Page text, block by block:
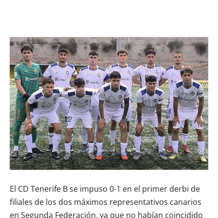
El CD Tenerife B se impuso 0-1 en el primer derbi de
filiales de los dos máximos representativos canarios
en Segunda Federación, ya que no habían coincidido